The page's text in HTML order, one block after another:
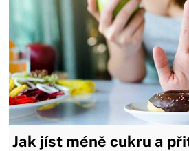
Jak jíst méně cukru a